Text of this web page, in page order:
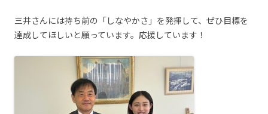
三井さんには持ち前の「しなやかさ」を発揮して、ぜひ目標を
達成してほしいと願っています。応援しています！